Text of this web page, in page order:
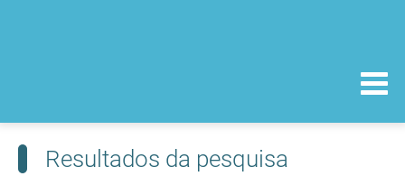
Resultados da pesquisa